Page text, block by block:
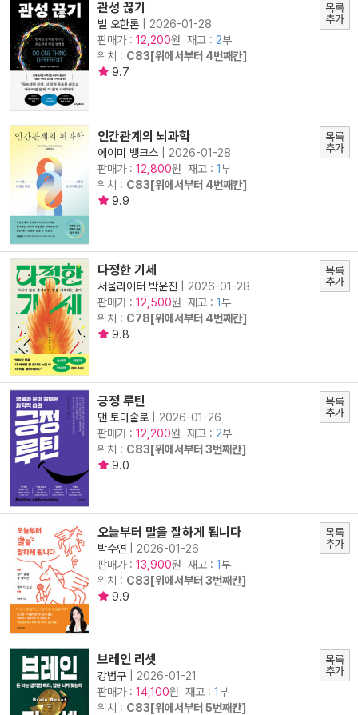
관성 끊기
빌 오한론| 2026-01-28
판매가 : 12,200원 재고 : 2부
위치 : C83[위에서부터 4번째칸]
9.7
목록
추가
인간관계의 뇌과학
에이미 뱅크스
2026-01-28
판매가 : 12,800원 재고 : 1부
위치 : C83[위에서부터 4번째칸]
9.9
목록
추가
다정한 기세
서울라이터 박윤진
2026-01-28
판매가 : 12,500원 재고 : 1부
위치 : C78[위에서부터 4번째칸]
9.8
목록
추가
긍정 루틴
댄 토마술로
2026-01-26
판매가 : 12,200원 재고 : 2부
위치 : C83[위에서부터 3번째칸]
9.0
목록
추가
오늘부터 말을 잘하게 됩니다
박수연
2026-01-26
판매가 : 13,900원 재고 : 1부
위치 : C83[위에서부터 3번째칸]
9.9
목록
추가
브레인 리셋
강범구
2026-01-21
판매가 : 14,100원 재고 : 1부
위치 : C83[위에서부터 5번째칸]
목록
추가